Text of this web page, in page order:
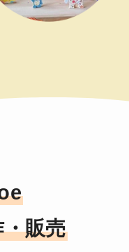
販売